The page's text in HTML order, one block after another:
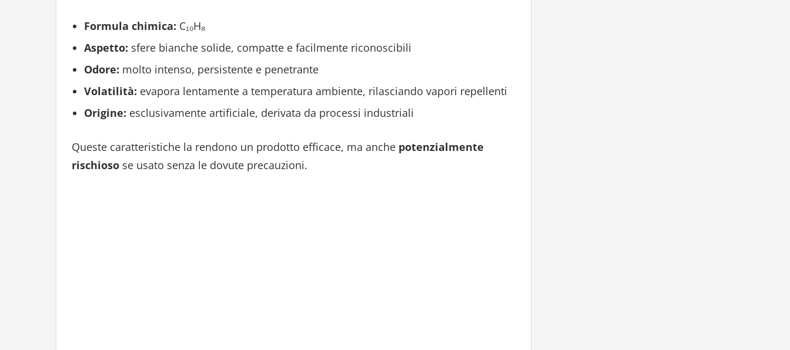
Formula chimica: C₁₀H₈
Aspetto: sfere bianche solide, compatte e facilmente riconoscibili
Odore: molto intenso, persistente e penetrante
Volatilità: evapora lentamente a temperatura ambiente, rilasciando vapori repellenti
Origine: esclusivamente artificiale, derivata da processi industriali
Queste caratteristiche la rendono un prodotto efficace, ma anche potenzialmente
rischiosose usato senza le dovute precauzioni.